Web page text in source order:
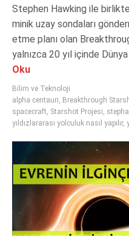
Stephen Hawking ile
minik uzay sondaları
etme planı olan
yalnızca 20 yıl içinde
Oku
Bilim ve Teknoloji
alpha centauri, Breakthrough
spacecraft, Starshot Projesi,
yıldızlararası yolculuk nasıl yapılır,